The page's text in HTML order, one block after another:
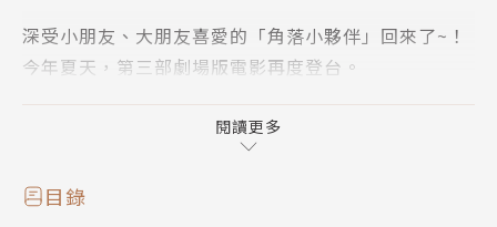
深受小朋友、大朋友喜愛的「角落小夥伴」回來了~！
今年夏天，第三部劇場版電影再度登台。
這次遇見了好奇妙、不得了的一件事！
用閱讀體驗角落小夥伴全新奇幻歷險的紙上電影書也來
囉。
閱讀更多
目錄